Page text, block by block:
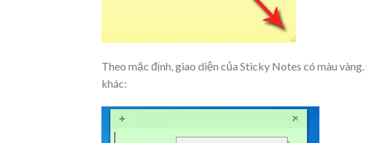
Theo mặc định, giao diện của Sticky Notes có màu
khác: